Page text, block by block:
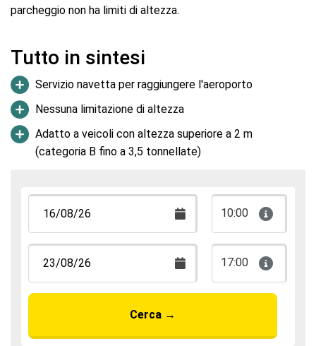
parcheggio non ha limiti di altezza.
Tutto in sintesi
Servizio navetta per raggiungere l'aeroporto
Nessuna limitazione di altezza
Adatto a veicoli con altezza superiore a 2 m
(categoria B fino a 3,5 tonnellate)
10:00
17:00
Cerca →